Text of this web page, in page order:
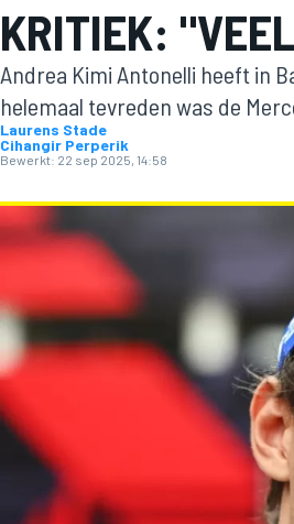
MOTOGP
KRITIEK:
Andrea Kimi Antonelli heeft in
helemaal tevreden was de
Laurens Stade
Cihangir Perperik
Bewerkt: 22 sep 2025, 14:58